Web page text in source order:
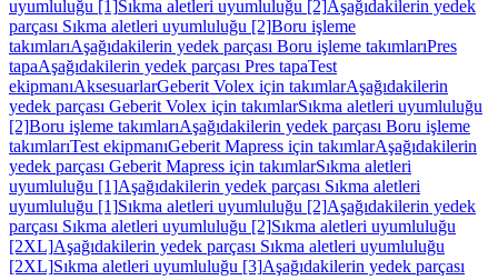
uyumluluğu [1]Sıkma aletleri uyumluluğu [2]Aşağıdakilerin yedek
parçası Sıkma aletleri uyumluluğu [2]Boru işleme
takımlarıAşağıdakilerin yedek parçası Boru işleme takımlarıPres
tapaAşağıdakilerin yedek parçası Pres tapaTest
ekipmanıAksesuarlarGeberit Volex için takımlarAşağıdakilerin
yedek parçası Geberit Volex için takımlarSıkma aletleri uyumluluğu
[2]Boru işleme takımlarıAşağıdakilerin yedek parçası Boru işleme
takımlarıTest ekipmanıGeberit Mapress için takımlarAşağıdakilerin
yedek parçası Geberit Mapress için takımlarSıkma aletleri
uyumluluğu [1]Aşağıdakilerin yedek parçası Sıkma aletleri
uyumluluğu [1]Sıkma aletleri uyumluluğu [2]Aşağıdakilerin yedek
parçası Sıkma aletleri uyumluluğu [2]Sıkma aletleri uyumluluğu
[2XL]Aşağıdakilerin yedek parçası Sıkma aletleri uyumluluğu
[2XL]Sıkma aletleri uyumluluğu [3]Aşağıdakilerin yedek parçası